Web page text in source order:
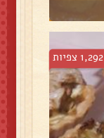
1,292 צפיות